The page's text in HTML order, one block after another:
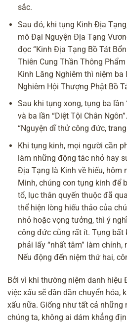
sắc.
Sau đó, khi tụng Kinh Địa
mô Đại Nguyện Địa Tạng
đọc “Kinh Địa Tạng Bồ Tát
Thiên Cung Thần Thông
Kinh Lăng Nghiêm thì niệm ba
Nghiêm Hội Thượng Phật Bồ
Sau khi tụng xong, tụng ba lần
và ba lần “Diệt Tội Chân
“Nguyện dĩ thử công đức,
Khi tụng kinh, mọi người cần
làm những động tác nhỏ hay
Địa Tạng là Kinh về hiếu, hôm
Minh, chúng con tụng kinh để
tổ, lục thân quyến thuộc đã
thể hiện lòng hiếu thảo của
nhỏ hoặc vọng tưởng, thì ý
công đức cũng rất ít. Tụng bất
phải lấy “nhất tâm” làm
Nếu động đến niệm thứ hai,
Bởi vì khi thường niệm danh hiệu
việc xấu sẽ dần dần chuyển hóa,
xấu nữa. Giống như tất cả những
chúng ta, không ai dám khẳng